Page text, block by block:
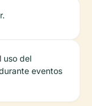
uso del
eventos